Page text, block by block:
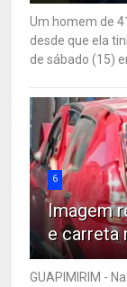
Um homem de
desde que ela
de sábado (15)
6
Imagem
e carreta
GUAPIMIRIM -